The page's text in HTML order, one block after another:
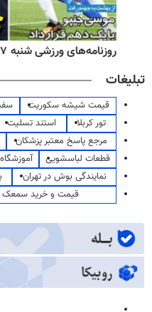
روزنامه‌های ورزشی شنبه ۱۷ مرداد ۱۴۰۵
تبلیغات
قیمت شیشه سکوریت
تور کربلا
استند تسلیت
مرجع پاسخ معتبر پزشکان
قطعات لباسشویی
نمایندگی بوش در تهران
قیمت و خرید سمعک